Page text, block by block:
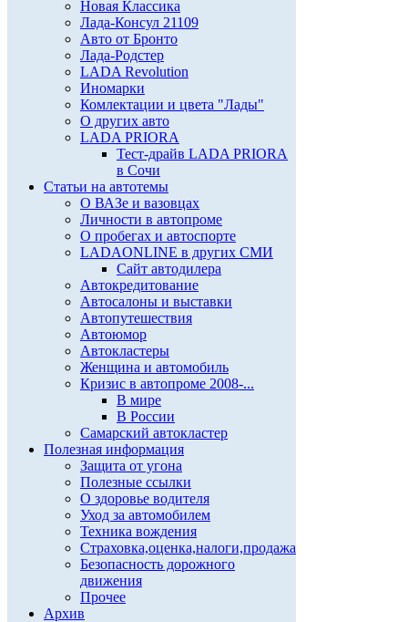
Новая Классика
Лада-Консул 21109
Авто от Бронто
Лада-Родстер
LADA Revolution
Иномарки
Комлектации и цвета "Лады"
О других авто
LADA PRIORA
Тест-драйв LADA PRIORA
в Сочи
Статьи на автотемы
О ВАЗе и вазовцах
Личности в автопроме
О пробегах и автоспорте
LADAONLINE в других СМИ
Сайт автодилера
Автокредитование
Автосалоны и выставки
Автопутешествия
Автоюмор
Автокластеры
Женщина и автомобиль
Кризис в автопроме 2008-...
В мире
В России
Самарский автокластер
Полезная информация
Защита от угона
Полезные ссылки
О здоровье водителя
Уход за автомобилем
Техника вождения
Страховка,оценка,налоги,продажа
Безопасность дорожного
движения
Прочее
Архив